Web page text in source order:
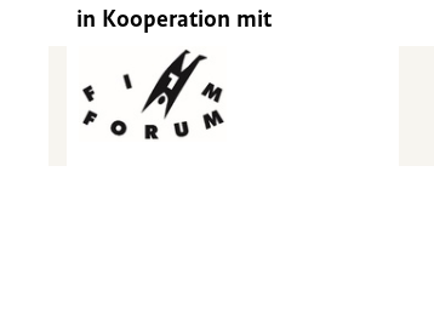
in Kooperation mit